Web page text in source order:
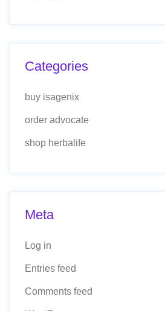
Categories
buy isagenix
order advocate
shop herbalife
Meta
Log in
Entries feed
Comments feed